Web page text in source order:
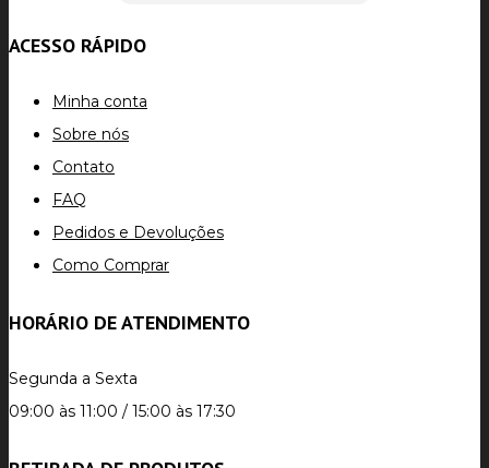
ACESSO RÁPIDO
Minha conta
Sobre nós
Contato
FAQ
Pedidos e Devoluções
Como Comprar
HORÁRIO DE ATENDIMENTO
Segunda a Sexta
09:00 às 11:00 / 15:00 às 17:30